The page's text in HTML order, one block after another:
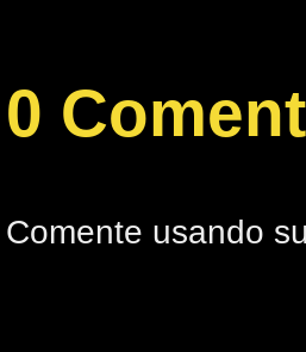
0
Comente usando